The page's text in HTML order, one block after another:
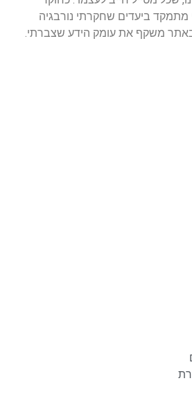
מתמקד ביעדים שחקרתי נורבגיה
באתר משקף את עומק הידע שצברתי.